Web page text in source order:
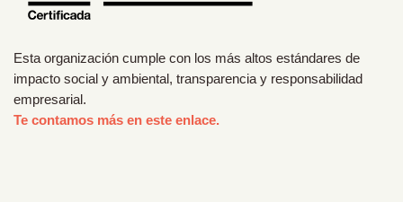
Esta organización cumple con los más altos estándares de
impacto social y ambiental, transparencia y responsabilidad
empresarial.
Te contamos más en este enlace.